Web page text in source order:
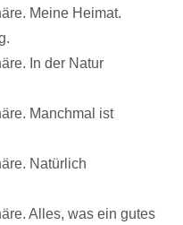
Meine Heimat.
In der Natur
Manchmal ist
Natürlich
Alles, was ein gutes